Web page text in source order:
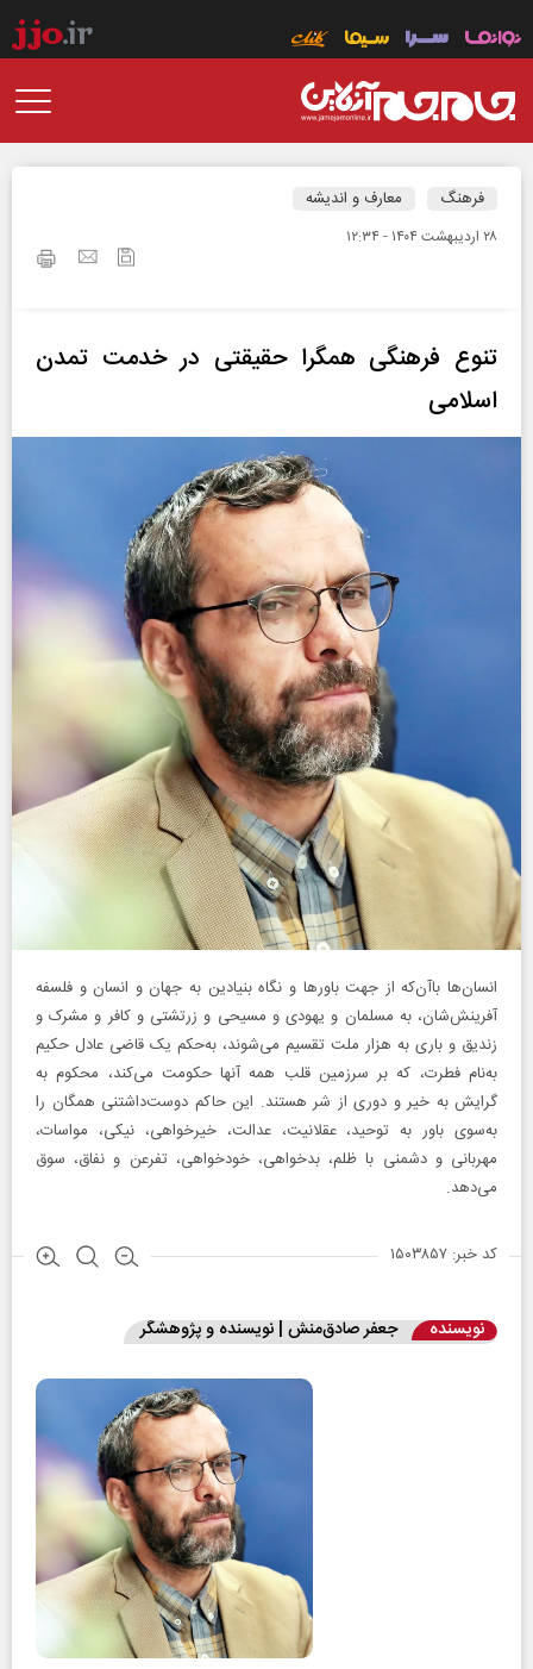
فرهنگ معارف و اندیشه
۲۸ ارديبهشت ۱۴۰۴ - ۱۲:۳۴
تنوع فرهنگی همگرا حقیقتی در خدمت تمدن
اسلامی
انسان‌ها با‌آن‌که از جهت باورها و نگاه بنیادین به جهان و انسان و فلسفه
آفرینش‌شان، به مسلمان و یهودی و مسیحی و زرتشتی و کافر و مشرک و
زندیق و باری به هزار ملت تقسیم می‌شوند، به‌حکم یک قاضی عادل حکیم
به‌نام فطرت، که بر سرزمین قلب همه آنها حکومت می‌کند، محکوم به
گرایش به‌ خیر و دوری از شر هستند. این حاکم دوست‌داشتنی همگان را
به‌سوی باور به توحید، عقلانیت، عدالت، خیرخواهی، نیکی، مواسات،
مهربانی و دشمنی با ظلم، بدخواهی، خودخواهی، تفرعن و نفاق، سوق
می‌دهد.
کد خبر: ۱۵۰۳۸۵۷
نویسنده ‌جعفر صادق‌منش | نویسنده و پژوهشگر